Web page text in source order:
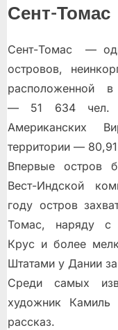
Сент-Томас
Сент-Томас —
островов,
расположенной
— 51 634 чел.
Американских
территории —
Впервые остров
Вест-Индской
году остров
Томас, наряду с
Крус и более
Штатами у Дании
Среди самых
художник
рассказ.